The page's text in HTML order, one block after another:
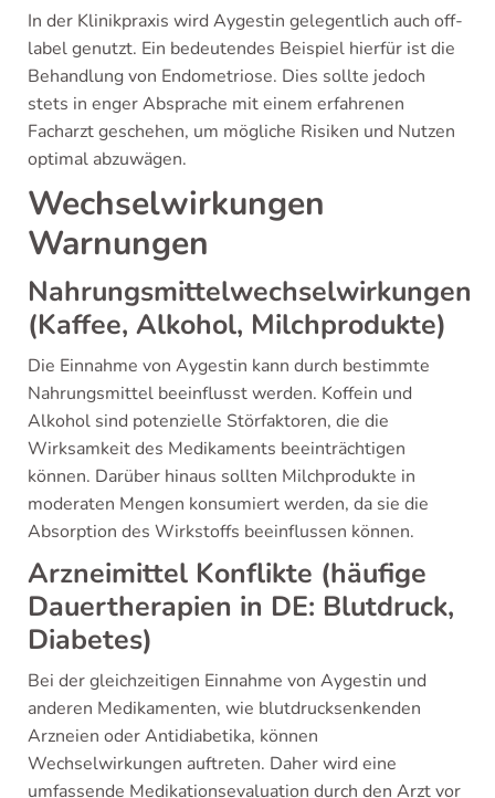
In der Klinikpraxis wird Aygestin gelegentlich auch off-
label genutzt. Ein bedeutendes Beispiel hierfür ist die
Behandlung von Endometriose. Dies sollte jedoch
stets in enger Absprache mit einem erfahrenen
Facharzt geschehen, um mögliche Risiken und Nutzen
optimal abzuwägen.
Wechselwirkungen
Warnungen
Nahrungsmittelwechselwirkungen
(Kaffee, Alkohol, Milchprodukte)
Die Einnahme von Aygestin kann durch bestimmte
Nahrungsmittel beeinflusst werden. Koffein und
Alkohol sind potenzielle Störfaktoren, die die
Wirksamkeit des Medikaments beeinträchtigen
können. Darüber hinaus sollten Milchprodukte in
moderaten Mengen konsumiert werden, da sie die
Absorption des Wirkstoffs beeinflussen können.
Arzneimittel Konflikte (häufige
Dauertherapien in DE: Blutdruck,
Diabetes)
Bei der gleichzeitigen Einnahme von Aygestin und
anderen Medikamenten, wie blutdrucksenkenden
Arzneien oder Antidiabetika, können
Wechselwirkungen auftreten. Daher wird eine
umfassende Medikationsevaluation durch den Arzt vor